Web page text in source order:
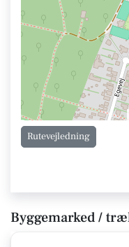
Rutevejledning
Byggemarked /